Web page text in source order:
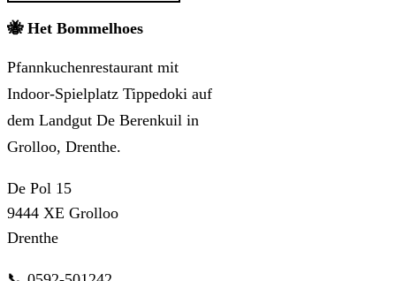
🐝 Het Bommelhoes
Pfannkuchenrestaurant mit
Indoor-Spielplatz Tippedoki auf
dem Landgut De Berenkuil in
Grolloo, Drenthe.
De Pol 15
9444 XE Grolloo
Drenthe